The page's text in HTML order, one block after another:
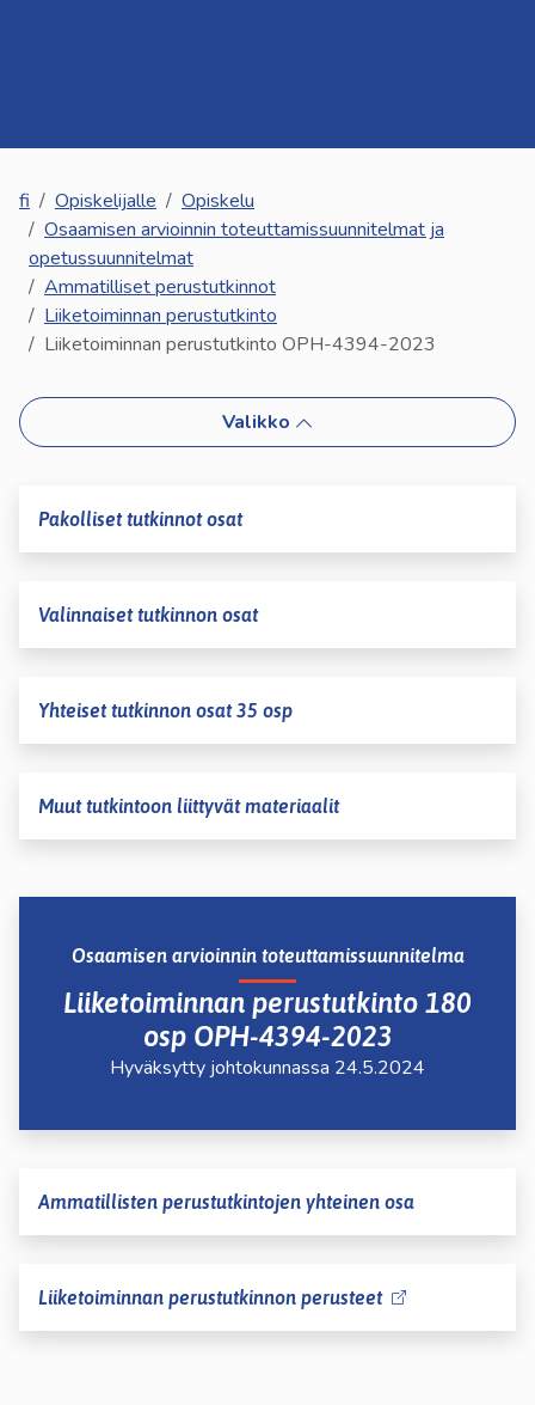
fi Opiskelijalle
Opiskelu
Osaamisen arvioinnin toteuttamissuunnitelmat ja
opetussuunnitelmat
Ammatilliset perustutkinnot
Liiketoiminnan perustutkinto
Liiketoiminnan perustutkinto OPH-4394-2023
Valikko
Pakolliset tutkinnot osat
Valinnaiset tutkinnon osat
Yhteiset tutkinnon osat 35 osp
Muut tutkintoon liittyvät materiaalit
Osaamisen arvioinnin toteuttamissuunnitelma
Liiketoiminnan perustutkinto 180
osp OPH-4394-2023
Hyväksytty johtokunnassa 24.5.2024
Ammatillisten perustutkintojen yhteinen osa
Liiketoiminnan perustutkinnon perusteet